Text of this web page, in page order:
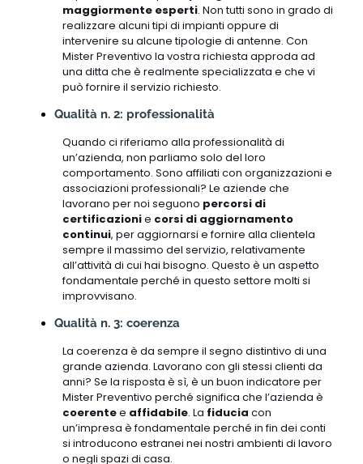
maggiormente esperti. Non tutti sono in grado di
realizzare alcuni tipi di impianti oppure di
intervenire su alcune tipologie di antenne. Con
Mister Preventivo la vostra richiesta approda ad
una ditta che è realmente specializzata e che vi
può fornire il servizio richiesto.
Qualità n. 2: professionalità
Quando ci riferiamo alla professionalità di
un’azienda, non parliamo solo del loro
comportamento. Sono affiliati con organizzazioni e
associazioni professionali? Le aziende che
lavorano per noi seguono percorsi di
certificazionie corsi di aggiornamento
continui, per aggiornarsi e fornire alla clientela
sempre il massimo del servizio, relativamente
all’attività di cui hai bisogno. Questo è un aspetto
fondamentale perché in questo settore molti si
improvvisano.
Qualità n. 3: coerenza
La coerenza è da sempre il segno distintivo di una
grande azienda. Lavorano con gli stessi clienti da
anni? Se la risposta è sì, è un buon indicatore per
Mister Preventivo perché significa che l’azienda è
coerentee affidabile. La fiducia con
un’impresa è fondamentale perché in fin dei conti
si introducono estranei nei nostri ambienti di lavoro
o negli spazi di casa.